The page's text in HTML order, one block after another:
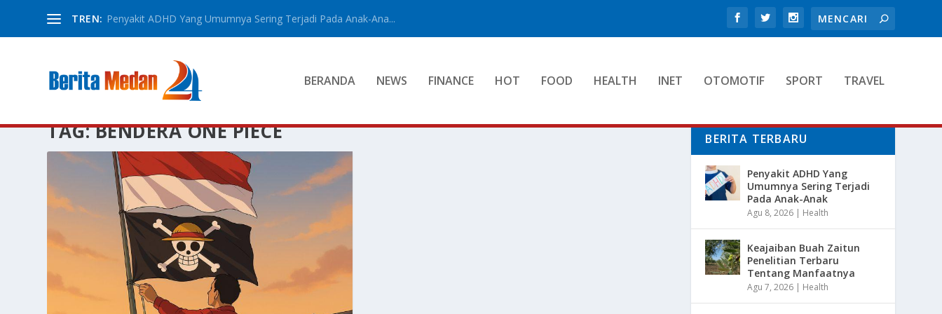
TREN: Penyakit ADHD Yang Umumnya Sering Terjadi Pada Anak-Ana...
BERANDA NEWS FINANCE HOT FOOD HEALTH INET OTOMOTIF SPORT TRAVEL
TAG:BENDERA ONE PIECE BERITA TERBARU
Penyakit ADHD Yang
Umumnya Sering Terjadi
Pada Anak-Anak
Agu 8, 2026 | Health
Keajaiban Buah Zaitun
Penelitian Terbaru
Tentang Manfaatnya
Agu 7, 2026 | Health